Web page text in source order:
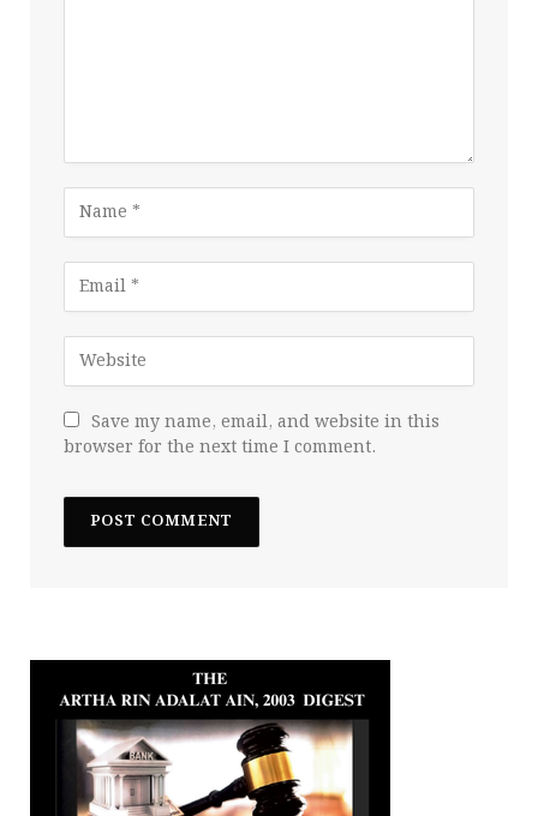
Save my name, email, and website in this
browser for the next time I comment.